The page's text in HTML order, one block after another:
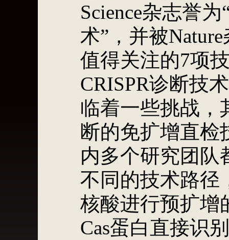
Science杂志誉
术”，并被
值得关注的7项
CRISPR诊断技
临着一些挑战，
断的免扩增直检
内多个研究团队
不同的技术路径
核酸进行预扩增
Cas蛋白直接识